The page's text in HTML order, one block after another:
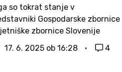
so tokrat stanje v
Gospodarske zbornice
zbornice Slovenije
(TZS) in Slovensko-
Govorili so o uvrstitvi
17. 6. 2025 ob 16:28 4